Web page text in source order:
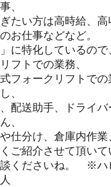
、
たい方は高時給、高
お仕事などなど。
」に特化しているの
フトでの業務、
フォークリフトでの
、
配送助手、ドライ
、
仕分け、倉庫内作業
ご紹介させて頂いて
談くださいね。 ※ハ